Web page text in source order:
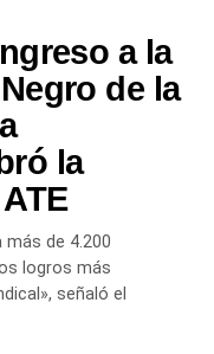
a la
de la
la
más de 4.200
logros más
señaló el